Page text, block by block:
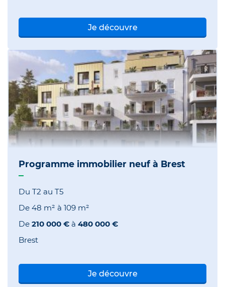
Je découvre
Programme immobilier neuf à Brest
Du T2 au T5
De 48 m² à 109 m²
De 210 000 € à 480 000 €
Brest
Je découvre